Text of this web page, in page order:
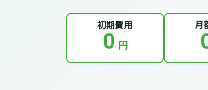
初期費用
0 円
月